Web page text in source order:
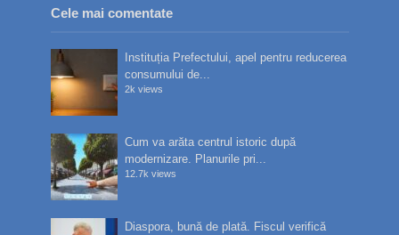
Cele mai comentate
Instituția Prefectului, apel pentru reducerea
consumului de...
2k views
Cum va arăta centrul istoric după
modernizare. Planurile pri...
12.7k views
Diaspora, bună de plată. Fiscul verifică